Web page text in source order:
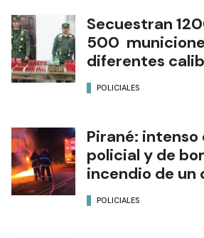
Secuestran
500
diferentes
POLICIALES
Pirané:
policial y de
incendio de un
POLICIALES